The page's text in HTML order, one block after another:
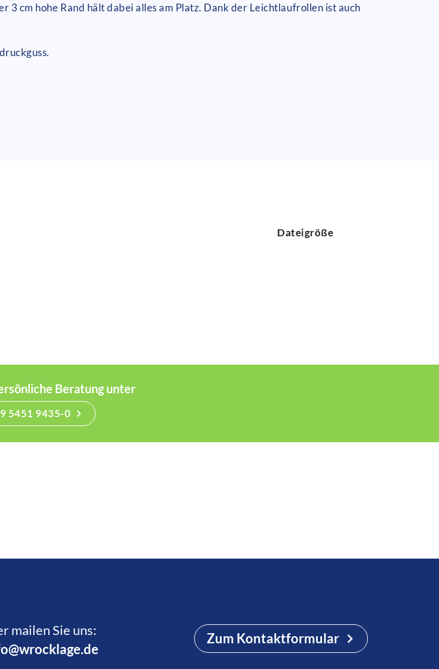
3 cm hohe Rand hält dabei alles am Platz. Dank der Leichtlaufrollen ist auch
Dateigröße
Beratung unter
5451 9435-0
mailen Sie uns:
Zum Kontaktformular